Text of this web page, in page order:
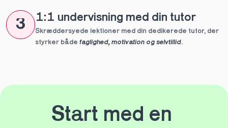
3 1:1 undervisning med din tutor
Skræddersyede lektioner med din dedikerede tutor, der
styrker både faglighed, motivation og selvtillid.
Start med en